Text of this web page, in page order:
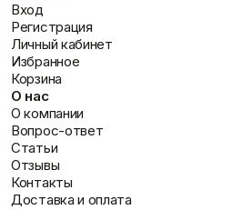
Вход
Регистрация
Личный кабинет
Избранное
Корзина
О нас
О компании
Вопрос-ответ
Статьи
Отзывы
Контакты
Доставка и оплата